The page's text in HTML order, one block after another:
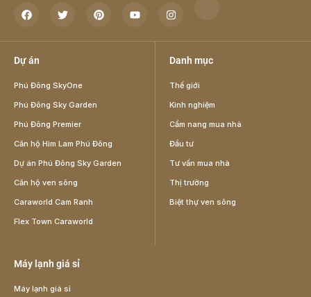
Dự án
Phú Đông SkyOne
Phú Đông Sky Garden
Phú Đông Premier
Căn hộ Him Lam Phú Đông
Dự án Phú Đông Sky Garden
Căn hộ ven sông
Caraworld Cam Ranh
Flex Town Caraworld
Danh mục
Thế giới
Kinh nghiệm
Cẩm nang mua nhà
Đầu tư
Tư vấn mua nhà
Thị trường
Biệt thự ven sông
Máy lạnh giá sỉ
Máy lạnh giá sỉ